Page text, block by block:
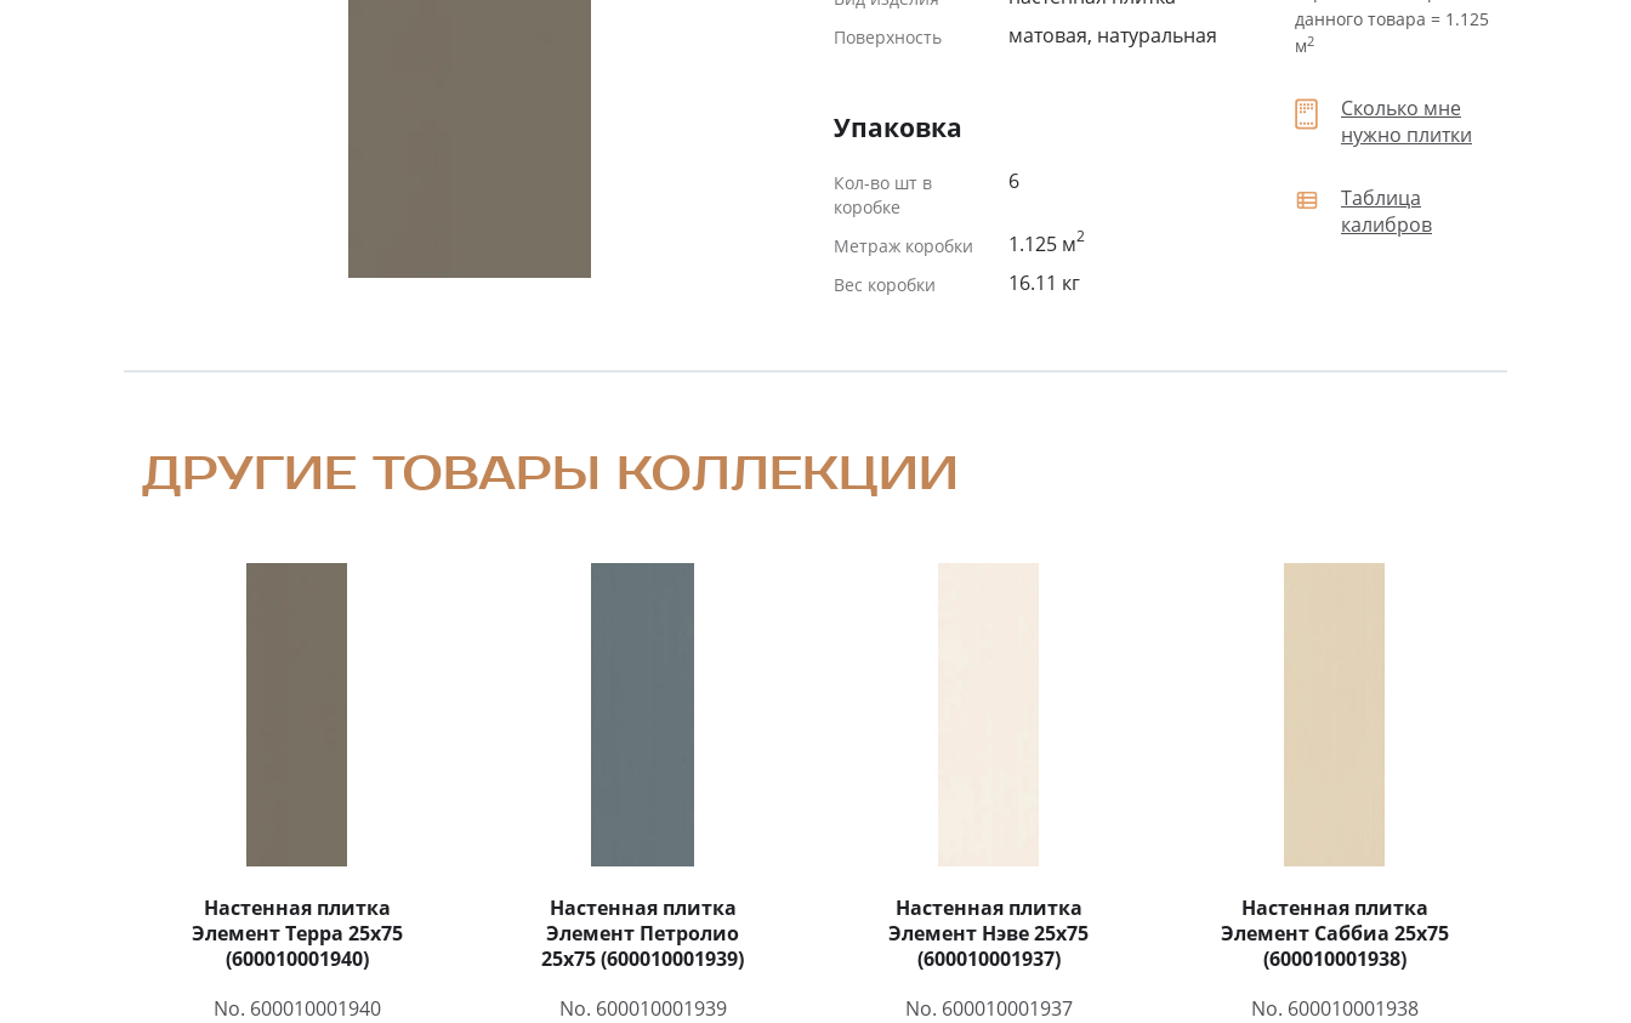
Поверхность матовая, натуральная
Упаковка
Кол-во шт в
коробке
6
Метраж коробки 1.125 м2
Вес коробки 16.11 кг
данного товара = 1.125
м2
Сколько мне
нужно плитки
Таблица
калибров
ДРУГИЕ ТОВАРЫ КОЛЛЕКЦИИ
Настенная плитка
Элемент Терра 25x75
(600010001940)
No. 600010001940
Настенная плитка
Элемент Петролио
25x75 (600010001939)
No. 600010001939
Настенная плитка
Элемент Нэве 25x75
(600010001937)
No. 600010001937
Настенная плитка
Элемент Саббиа 25x75
(600010001938)
No. 600010001938